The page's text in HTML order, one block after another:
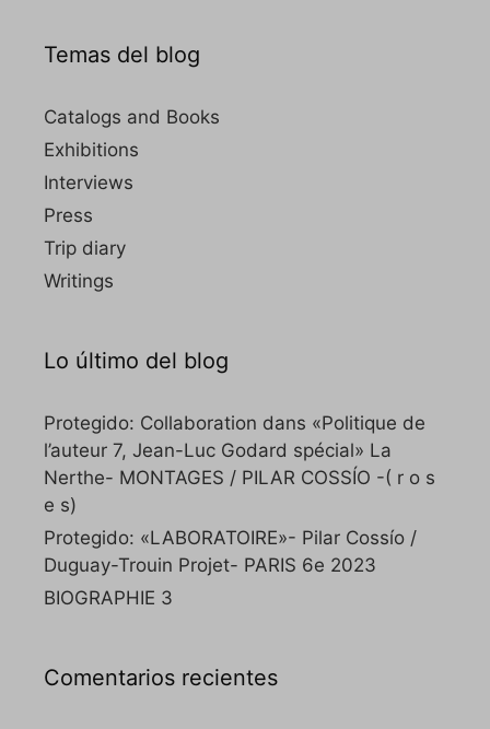
Temas del blog
Catalogs and Books
Exhibitions
Interviews
Press
Trip diary
Writings
Lo último del blog
Protegido: Collaboration dans «Politique de
l’auteur 7, Jean-Luc Godard spécial» La
Nerthe- MONTAGES / PILAR COSSÍO -( r o s
e s)
Protegido: «LABORATOIRE»- Pilar Cossío /
Duguay-Trouin Projet- PARIS 6e 2023
BIOGRAPHIE 3
Comentarios recientes